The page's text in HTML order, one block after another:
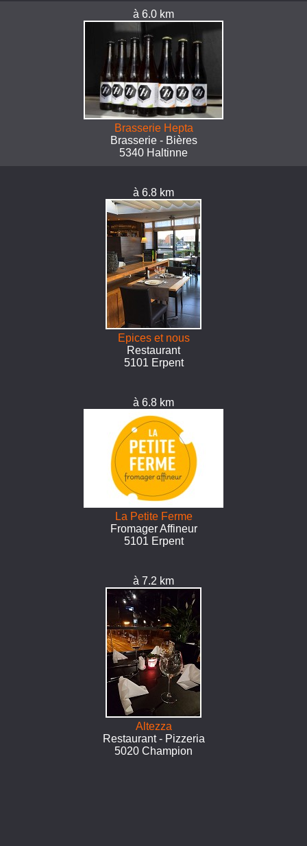
à 6.0 km
Brasserie Hepta
Brasserie - Bières
5340 Haltinne
à 6.8 km
Epices et nous
Restaurant
5101 Erpent
à 6.8 km
La Petite Ferme
Fromager Affineur
5101 Erpent
à 7.2 km
Altezza
Restaurant - Pizzeria
5020 Champion